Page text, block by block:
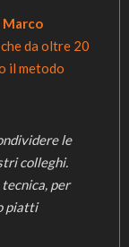
Marco
da oltre 20
il metodo
le
colleghi.
per
piatti